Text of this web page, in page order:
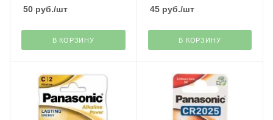
50 руб./шт
В КОРЗИНУ
45руб./шт
В КОРЗИНУ